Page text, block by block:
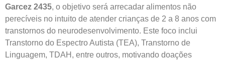
Garcez 2435, o objetivo será arrecadar alimentos não
perecíveis no intuito de atender crianças de 2 a 8 anos com
transtornos do neurodesenvolvimento. Este foco inclui
Transtorno do Espectro Autista (TEA), Transtorno de
Linguagem, TDAH, entre outros, motivando doações